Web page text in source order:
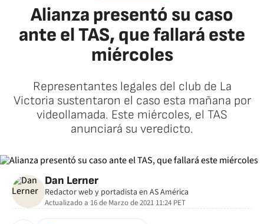
Alianza presentó su caso
ante el TAS, que fallará este
miércoles
Representantes legales del club de La
Victoria sustentaron el caso esta mañana por
videollamada. Este miércoles, el TAS
anunciará su veredicto.
Dan Lerner
Redactor web y portadista en AS América
Actualizado a 16 de Marzo de 2021 11:24 PET